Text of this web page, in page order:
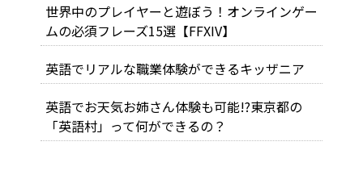
世界中のプレイヤーと遊ぼう！オンラインゲー
ムの必須フレーズ15選【FFXIV】
英語でリアルな職業体験ができるキッザニア
英語でお天気お姉さん体験も可能!?東京都の
「英語村」って何ができるの？